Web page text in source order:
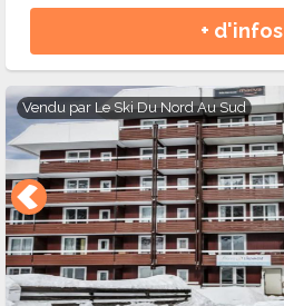
+ d'infos
Vendu par Le Ski Du Nord Au Sud